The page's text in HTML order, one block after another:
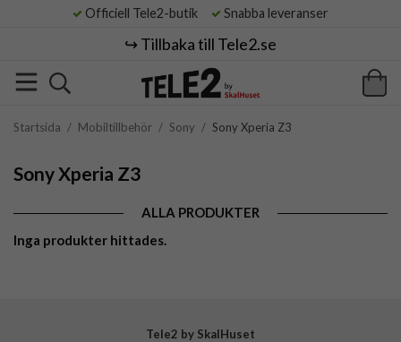
Officiell Tele2-butik Snabba leveranser
↪️ Tillbaka till Tele2.se
Startsida / Mobiltillbehör / Sony / Sony Xperia Z3
Sony Xperia Z3
ALLA PRODUKTER
Inga produkter hittades.
Tele2 by SkalHuset